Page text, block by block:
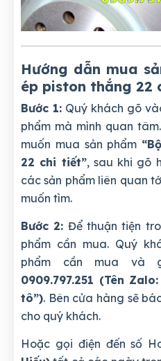
Hướng dẫn mua
ép piston thắng 22
Bước 1:Quý khách gõ
phẩm mà mình quan
muốn mua sản phẩm
22 chi tiết”, sau khi gõ
các sản phẩm liên quan
muốn tìm.
Bước 2: Để thuận tiện
phẩm cần mua. Quý
phẩm cần mua và
0909.797.251 (Tên
tô”). Bên cửa hàng sẽ
cho quý khách.
Hoặc gọi điện đến số